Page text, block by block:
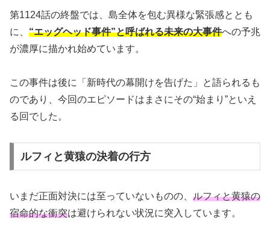
第1124話の終盤では、島全体を包む異様な緊張感ととも
に、 “エッグヘッド事件”と呼ばれる未来の大事件への予兆
が濃厚に描かれ始めています。
この事件は後に「新時代の幕開けを告げた」と語られるも
のであり、今回のエピソードはまさにその“始まり”といえ
る回でした。
ルフィと黄猿の決着の行方
いまだ正面対決には至っていないものの、 ルフィと黄猿の
宿命的な衝突は避けられない状況に突入しています。